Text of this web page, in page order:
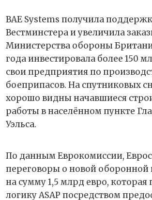
BAE Systems получила
Вестминстера и увеличила
Министерства обороны
года инвестировала более 150
свои предприятия по
боеприпасов. На спутниковых
хорошо видны начавшиеся
работы в населённом пункте
Уэльса.
По данным Еврокомиссии,
переговоры о новой оборонной
на сумму 1,5 млрд евро, которая
логику ASAP посредством